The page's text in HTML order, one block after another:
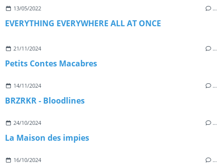
13/05/2022 …
EVERYTHING EVERYWHERE ALL AT ONCE
21/11/2024 …
Petits Contes Macabres
14/11/2024 …
BRZRKR - Bloodlines
24/10/2024 …
La Maison des impies
16/10/2024 …